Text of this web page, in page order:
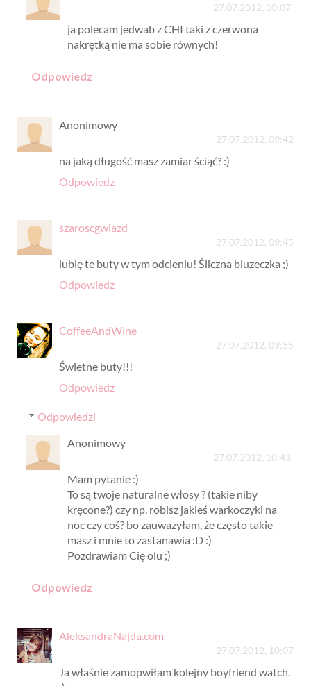
27.07.2012, 10:07
ja polecam jedwab z CHI taki z czerwona
nakrętką nie ma sobie równych!
Odpowiedz
Anonimowy
27.07.2012, 09:42
na jaką długość masz zamiar ściąć? :)
Odpowiedz
szaroscgwiazd
27.07.2012, 09:45
lubię te buty w tym odcieniu! Śliczna bluzeczka ;)
Odpowiedz
CoffeeAndWine
27.07.2012, 09:55
Świetne buty!!!
Odpowiedz
Odpowiedzi
Anonimowy
27.07.2012, 10:43
Mam pytanie :)
To są twoje naturalne włosy ? (takie niby
kręcone?) czy np. robisz jakieś warkoczyki na
noc czy coś? bo zauwazyłam, że często takie
masz i mnie to zastanawia :D :)
Pozdrawiam Cię olu ;)
Odpowiedz
AleksandraNajda.com
27.07.2012, 10:07
Ja właśnie zamopwiłam kolejny boyfriend watch.